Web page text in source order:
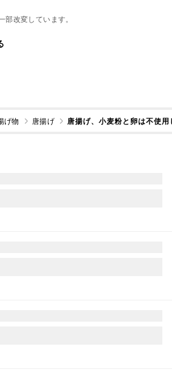
改変しています。
げ物 唐揚げ 唐揚げ、小麦粉と卵は不使用